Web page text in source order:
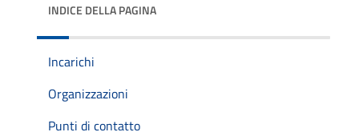
INDICE DELLA PAGINA
Incarichi
Organizzazioni
Punti di contatto